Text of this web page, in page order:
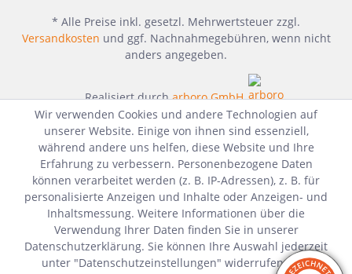
* Alle Preise inkl. gesetzl. Mehrwertsteuer zzgl.
Versandkosten und ggf. Nachnahmegebühren, wenn nicht
anders angegeben.
Realisiert durcharboro GmbH
Wir verwenden Cookies und andere Technologien auf
unserer Website. Einige von ihnen sind essenziell,
während andere uns helfen, diese Website und Ihre
Erfahrung zu verbessern. Personenbezogene Daten
können verarbeitet werden (z. B. IP-Adressen), z. B. für
personalisierte Anzeigen und Inhalte oder Anzeigen- und
Inhaltsmessung. Weitere Informationen über die
Verwendung Ihrer Daten finden Sie in unserer
Datenschutzerklärung. Sie können Ihre Auswahl jederzeit
unter "Datenschutzeinstellungen" widerrufen oder